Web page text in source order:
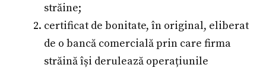
străine;
certificat de bonitate, în original, eliberat
de o bancă comercială prin care firma
străină își derulează operațiunile